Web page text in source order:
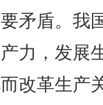
矛盾。我
力，发展
改革生产